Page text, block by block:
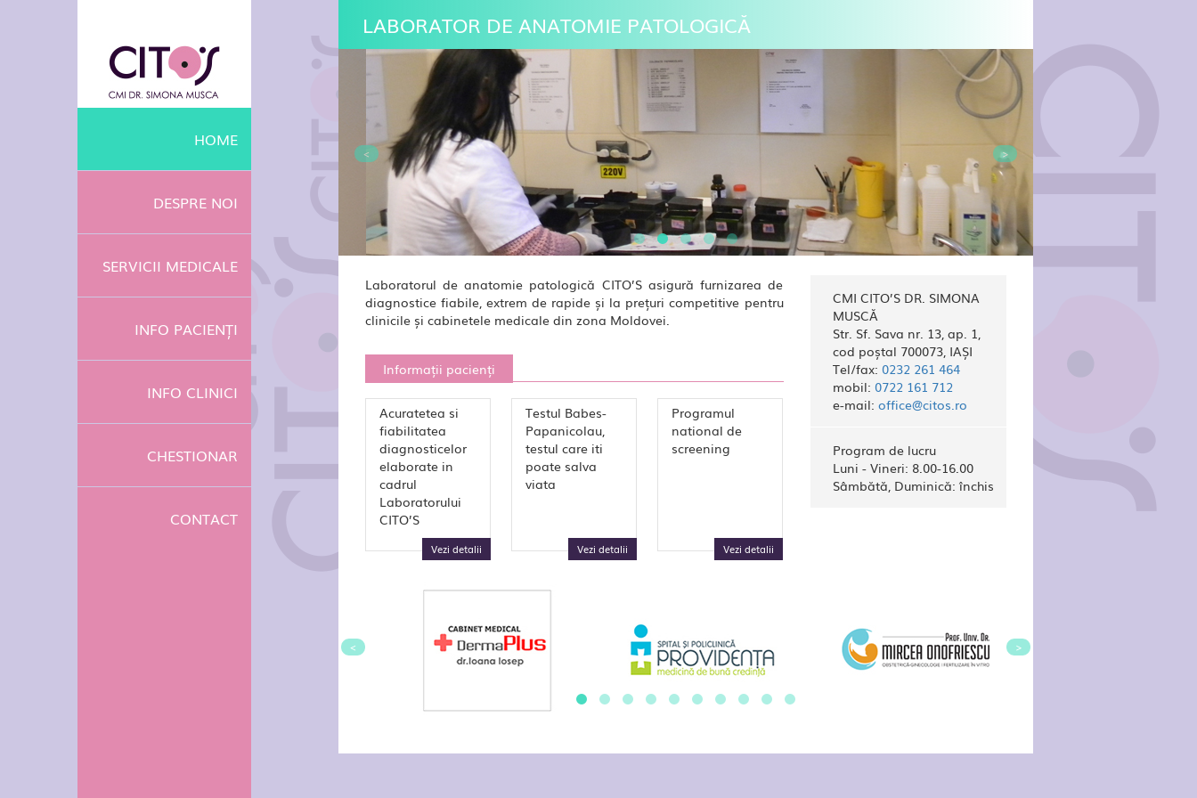
HOME
DESPRE NOI
SERVICII MEDICALE
INFO PACIENȚI
INFO CLINICI
CHESTIONAR
CONTACT
LABORATOR DE ANATOMIE PATOLOGICĂ
< >
Laboratorul de anatomie patologică CITO’S asigură furnizarea de
diagnostice fiabile, extrem de rapide și la prețuri competitive pentru
clinicile și cabinetele medicale din zona Moldovei.
Informații pacienți
Acuratetea si
fiabilitatea
diagnosticelor
elaborate in
cadrul
Laboratorului
CITO’S
Vezi detalii
Testul Babes-
Papanicolau,
testul care iti
poate salva
viata
Vezi detalii
Programul
national de
screening
Vezi detalii
CMI CITO’S DR. SIMONA
MUSCĂ
Str. Sf. Sava nr. 13, ap. 1,
cod poștal 700073, IAȘI
Tel/fax: 0232 261 464
mobil: 0722 161 712
e-mail: office@citos.ro
Program de lucru
Luni - Vineri: 8.00-16.00
Sâmbătă, Duminică: închis
< >